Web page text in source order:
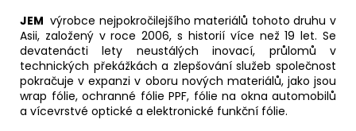
JEM výrobce nejpokročilejšího materiálů tohoto druhu v
Asii, založený v roce 2006, s historií více než 19 let. Se
devatenácti lety neustálých inovací, průlomů v
technických překážkách a zlepšování služeb společnost
pokračuje v expanzi v oboru nových materiálů, jako jsou
wrap fólie, ochranné fólie PPF, fólie na okna automobilů
a vícevrstvé optické a elektronické funkční fólie.